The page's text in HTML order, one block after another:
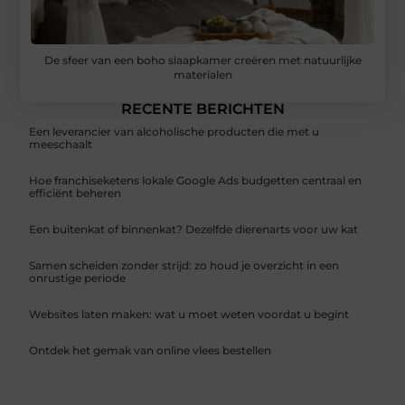
De sfeer van een boho slaapkamer creëren met natuurlijke
materialen
RECENTE BERICHTEN
Een leverancier van alcoholische producten die met u
meeschaalt
Hoe franchiseketens lokale Google Ads budgetten centraal en
efficiënt beheren
Een buitenkat of binnenkat? Dezelfde dierenarts voor uw kat
Samen scheiden zonder strijd: zo houd je overzicht in een
onrustige periode
Websites laten maken: wat u moet weten voordat u begint
Ontdek het gemak van online vlees bestellen